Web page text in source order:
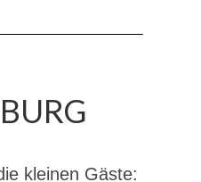
kleinen Gäste: